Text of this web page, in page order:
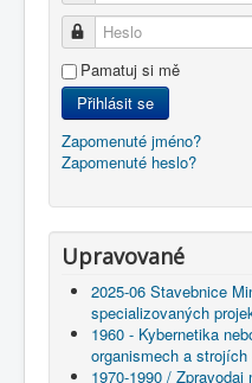
Heslo
Pamatuj si mě
Přihlásit se
Zapomenuté jméno?
Zapomenuté heslo?
Upravované
2025-06 Stavebnice
specializovaných
1960 - Kybernetika
organismech a strojích
1970-1990 /